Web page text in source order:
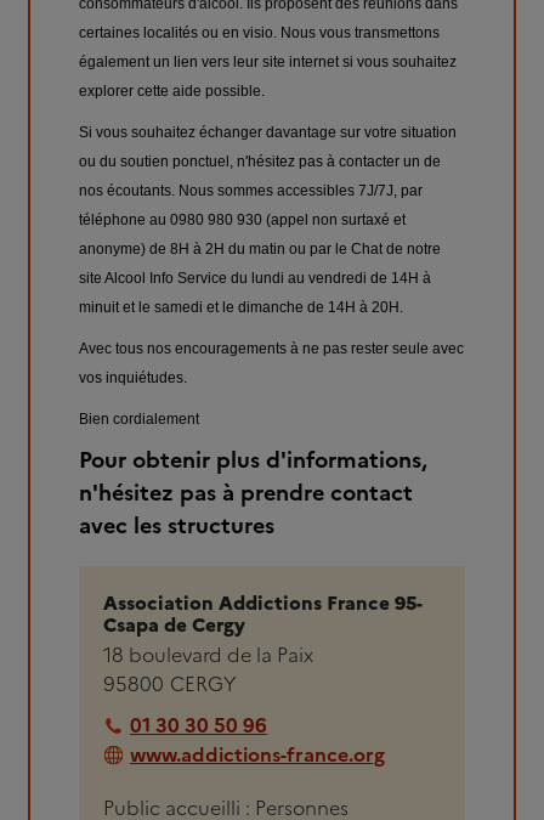
consommateurs d'alcool. Ils proposent des réunions dans
certaines localités ou en visio. Nous vous transmettons
également un lien vers leur site internet si vous souhaitez
explorer cette aide possible.
Si vous souhaitez échanger davantage sur votre situation
ou du soutien ponctuel, n'hésitez pas à contacter un de
nos écoutants. Nous sommes accessibles 7J/7J, par
téléphone au 0980 980 930 (appel non surtaxé et
anonyme) de 8H à 2H du matin ou par le Chat de notre
site Alcool Info Service du lundi au vendredi de 14H à
minuit et le samedi et le dimanche de 14H à 20H.
Avec tous nos encouragements à ne pas rester seule avec
vos inquiétudes.
Bien cordialement
Pour obtenir plus d'informations,
n'hésitez pas à prendre contact
avec les structures
Association Addictions France 95-
Csapa de Cergy
18 boulevard de la Paix
95800 CERGY
01 30 30 50 96
www.addictions-france.org
Public accueilli : Personnes